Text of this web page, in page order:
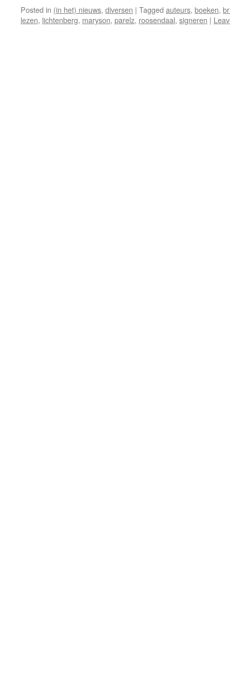
Posted in (in het) nieuws, diversen | Tagged auteurs, boeken,
lezen, lichtenberg, maryson, parelz, roosendaal, signeren |